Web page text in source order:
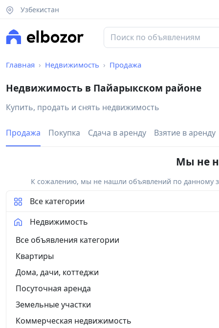
Узбекистан
Главная Недвижимость Продажа
Недвижимость в Пайарыкском районе
Купить, продать и снять недвижимость
Продажа Покупка Сдача в аренду Взятие в аренду
Мы не
К сожалению, мы не нашли объявлений по данному
Все категории
Недвижимость
Все объявления категории
Квартиры
Дома, дачи, коттеджи
Посуточная аренда
Земельные участки
Коммерческая недвижимость